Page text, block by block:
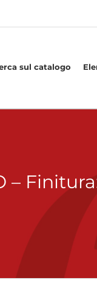
sul catalogo
–